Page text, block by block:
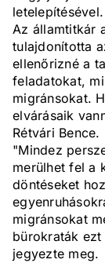
letelepítésével.
Az államtitkár
tulajdonította
ellenőrizné a
feladatokat,
migránsokat.
elvárásaik
Rétvári Bence.
"Mindez
merülhet fel a
döntéseket
migránsokat
bürokraták
jegyezte meg.